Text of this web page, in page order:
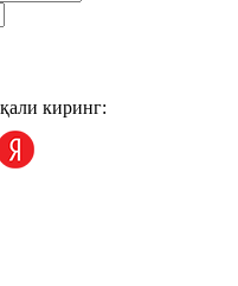
киринг: